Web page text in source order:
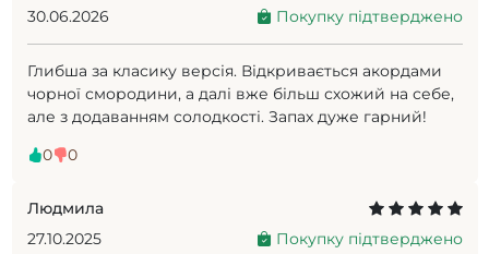
30.06.2026
Покупку підтверджено
Глибша за класику версія. Відкривається акордами
чорної смородини, а далі вже більш схожий на себе,
але з додаванням солодкості. Запах дуже гарний!
0
0
Людмила
27.10.2025
Покупку підтверджено